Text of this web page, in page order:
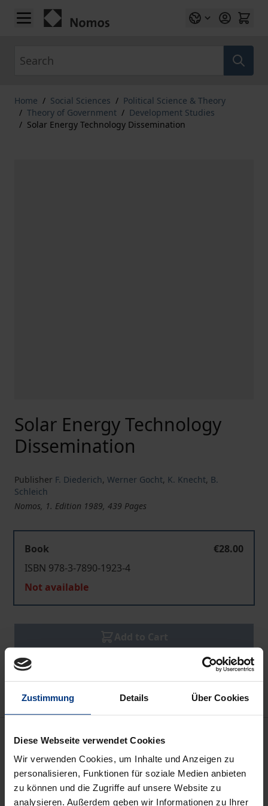
Zustimmung Details Über Cookies
Diese Webseite verwendet Cookies
Wir verwenden Cookies, um Inhalte und Anzeigen zu
personalisieren, Funktionen für soziale Medien anbieten
zu können und die Zugriffe auf unsere Website zu
analysieren. Außerdem geben wir Informationen zu Ihrer
Skip to Content
Home / Social Sciences / Political Science & Theory
/ Theory of Government / Development Studies
/ Solar Energy Technology Dissemination
Solar Energy Technology
Dissemination
Publisher F. Diederich, Werner Gocht, K. Knecht, B.
Schleich
Nomos, 1. Edition 1989, 439 Pages
Book
€28.00
ISBN 978-3-7890-1923-4
Not available
Add to Cart
Add to Wish List
Delivery cost notice
Bibliographical data
Edition
1